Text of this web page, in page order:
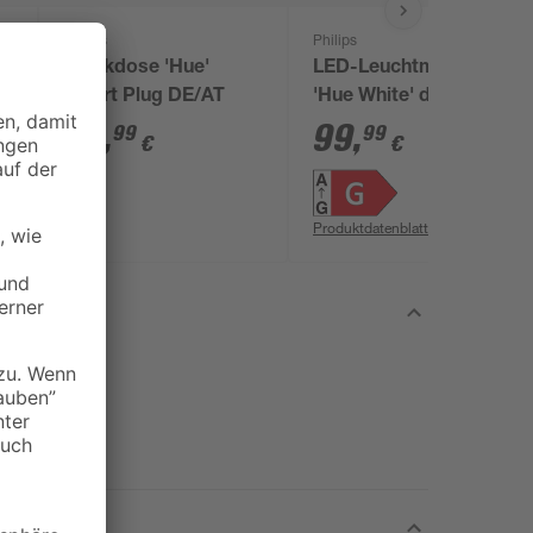
Philips
Steckdose 'Hue'
Smart Plug DE/AT
29 ,99 €
Philips
LED-Leuchtmittelset
'Hue White' dimmbar
Kerze matt E14 5,3 W
320 lm warmweiß bis
tageslichtweiß 2
Stück
99,99 €
Produktdatenblatt